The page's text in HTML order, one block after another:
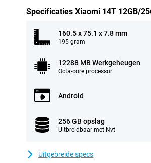
Specificaties Xiaomi 14T 12GB/
160.5 x 75.1 x 7.8 mm
195 gram
12288 MB Werkgeheugen
Octa-core processor
Android
256 GB opslag
Uitbreidbaar met Nvt
Uitgebreide specs